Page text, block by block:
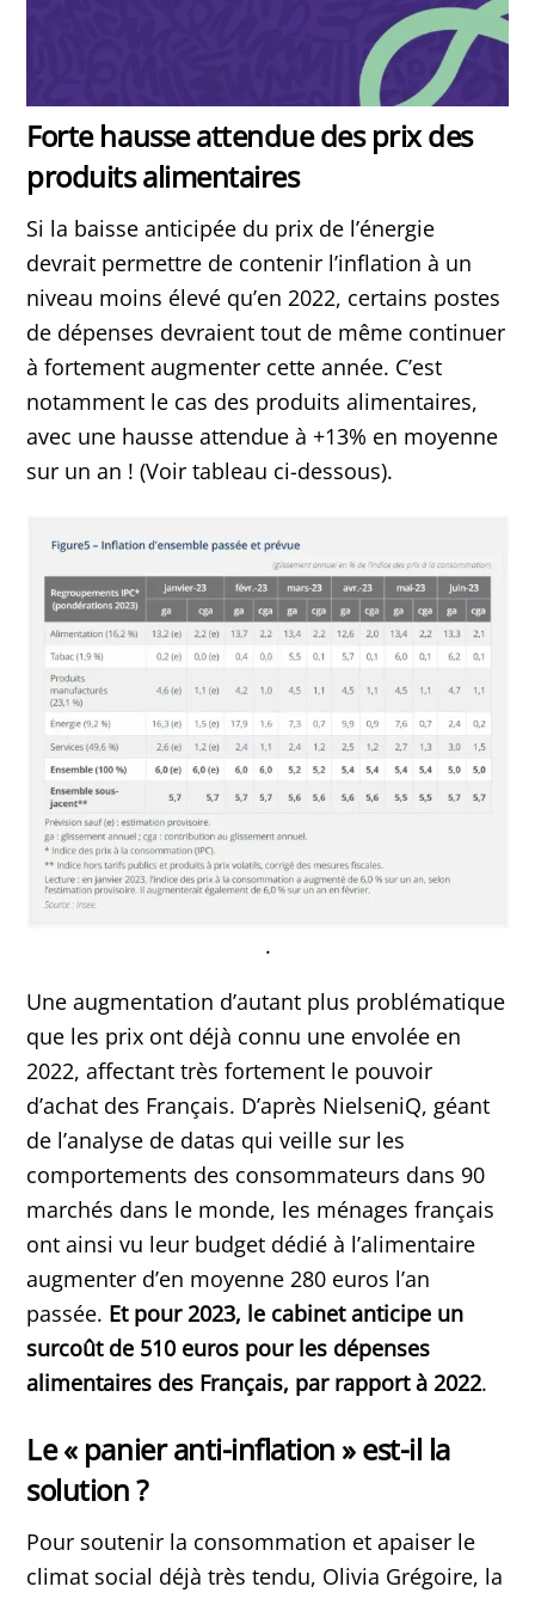
Forte hausse attendue des prix des
produits alimentaires
Si la baisse anticipée du prix de l’énergie
devrait permettre de contenir l’inflation à un
niveau moins élevé qu’en 2022, certains postes
de dépenses devraient tout de même continuer
à fortement augmenter cette année. C’est
notamment le cas des produits alimentaires,
avec une hausse attendue à +13% en moyenne
sur un an ! (Voir tableau ci-dessous).
.
Une augmentation d’autant plus problématique
que les prix ont déjà connu une envolée en
2022, affectant très fortement le pouvoir
d’achat des Français. D’après NielseniQ, géant
de l’analyse de datas qui veille sur les
comportements des consommateurs dans 90
marchés dans le monde, les ménages français
ont ainsi vu leur budget dédié à l’alimentaire
augmenter d’en moyenne 280 euros l’an
passée. Et pour 2023, le cabinet anticipe un
surcoût de 510 euros pour les dépenses
alimentaires des Français, par rapport à 2022.
Le « panier anti-inflation » est-il la
solution ?
Pour soutenir la consommation et apaiser le
climat social déjà très tendu, Olivia Grégoire, la